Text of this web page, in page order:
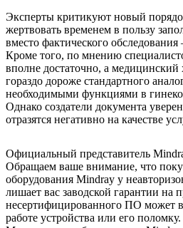
Эксперты критикуют новый
жертвовать временем в пользу
вместо фактического
Кроме того, по мнению
вполне достаточно, а медицинский
гораздо дороже стандартного
необходимыми функциями в
Однако создатели документа
отразятся негативно на качестве
Официальный представитель
Обращаем ваше внимание, что
оборудования Mindray у
лишает вас заводской гарантии на
несертифицированного ПО может
работе устройства или его поломку.